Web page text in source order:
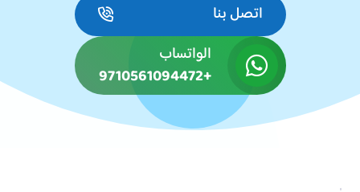
اتصل بنا
الواتساب
+9710561094472